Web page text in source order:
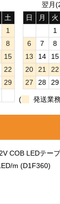
土
1
8
15
22
29
翌月
日
月 火
1
6
7 8
13
14 15
20
21 22
27
28 29
( 発送業
COB LEDテー
m (D1F360)